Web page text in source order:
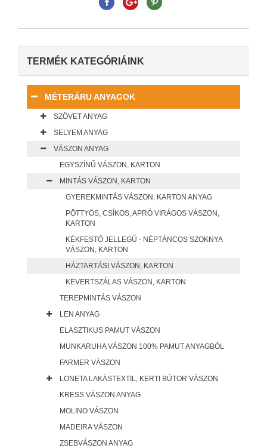
TERMÉK KATEGÓRIÁINK
MÉTERÁRU ANYAGOK
SZÖVET ANYAG
SELYEM ANYAG
VÁSZON ANYAG
EGYSZÍNŰ VÁSZON, KARTON
MINTÁS VÁSZON, KARTON
GYEREKMINTÁS VÁSZON, KARTON ANYAG
PÖTTYÖS, CSÍKOS, APRÓ VIRÁGOS VÁSZON,
KARTON
KÉKFESTŐ JELLEGŰ - NÉPTÁNCOS SZOKNYA
VÁSZON, KARTON
HÁZTARTÁSI VÁSZON, KARTON
KEVERTSZÁLAS VÁSZON, KARTON
TEREPMINTÁS VÁSZON
LEN ANYAG
ELASZTIKUS PAMUT VÁSZON
MUNKARUHA VÁSZON 100% PAMUT ANYAGBÓL
FARMER VÁSZON
LONETA LAKÁSTEXTIL, KERTI BÚTOR VÁSZON
KRESS VÁSZON ANYAG
MOLINO VÁSZON
MADEIRA VÁSZON
ZSEBVÁSZON ANYAG